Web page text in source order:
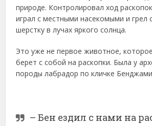
природе. Контролировал ход
играл с местными насекомыми и
шерстку в лучах яркого солнца.
Это уже не первое животное,
берет с собой на раскопки. Была у
породы лабрадор по кличке
– Бен ездил с нами на